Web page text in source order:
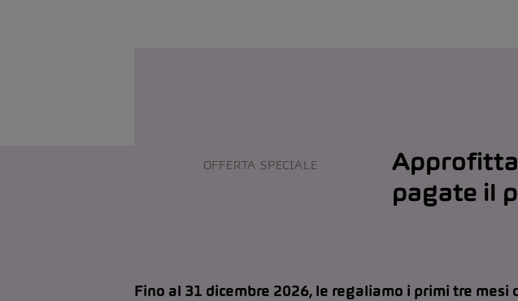
OFFERTA SPECIALE
pagate il
Fino al 31 dicembre 2026, le regaliamo i primi tre mesi